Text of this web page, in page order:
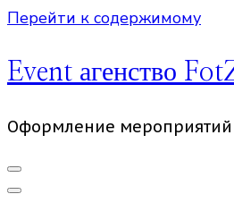
Перейти к содержимому
Event агенство
Оформление